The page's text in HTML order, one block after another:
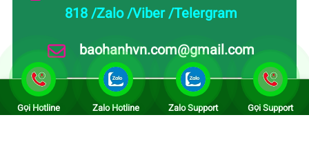
818 /Zalo /Viber /Telergram
baohanhvn.com@gmail.com
Lấy Uy Tín Làm Nền Tảng - Lấy Chất Lượng Để
Gọi Hotline Zalo Hotline Zalo Support Gọi Support